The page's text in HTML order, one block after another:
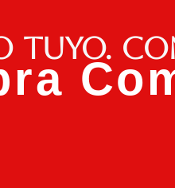
tuyo.